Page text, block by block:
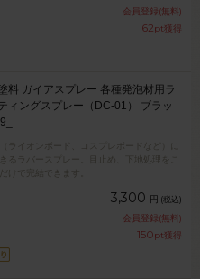
会員登録(無料)
62pt獲得
料 ガイアスプレー 各種発泡材用ラ
ィングスプレー（DC-01） ブラッ
ライオンボード、コスプレボードなど）に
るラバースプレー。目止め、下地処理をこ
けで完結できます。
3,300 円 (税込)
会員登録(無料)
150pt獲得